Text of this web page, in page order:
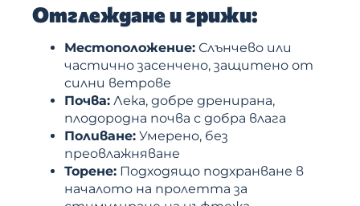
Отглеждане и грижи:
Местоположение: Слънчево или
частично засенчено, защитено от
силни ветрове
Почва: Лека, добре дренирана,
плодородна почва с добра влага
Поливане: Умерено, без
преовлажняване
Торене: Подходящо подхранване в
началото на пролетта за